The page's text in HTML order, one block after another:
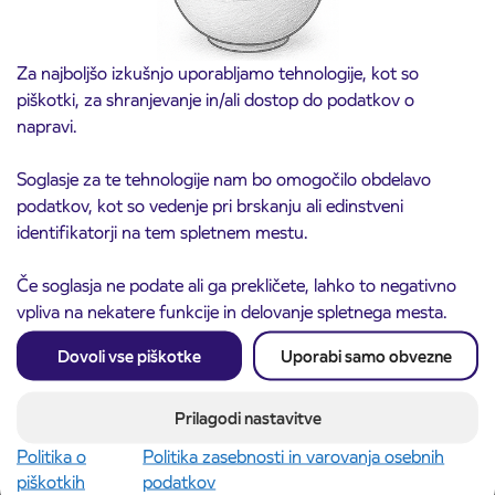
Za najboljšo izkušnjo uporabljamo tehnologije, kot so
piškotki, za shranjevanje in/ali dostop do podatkov o
napravi.
Soglasje za te tehnologije nam bo omogočilo obdelavo
podatkov, kot so vedenje pri brskanju ali edinstveni
identifikatorji na tem spletnem mestu.
Če soglasja ne podate ali ga prekličete, lahko to negativno
vpliva na nekatere funkcije in delovanje spletnega mesta.
Dovoli vse piškotke Uporabi samo obvezne
Prilagodi nastavitve
Politika o
piškotkih
Politika zasebnosti in varovanja osebnih
podatkov
3. 8. 2026
Obvestilo o popolni zapori ceste
ČEŠNJEVEK – TRATA